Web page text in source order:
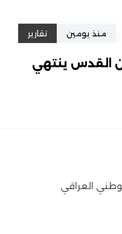
منذ يومين تقارير
القدس ينتهي
العراقي